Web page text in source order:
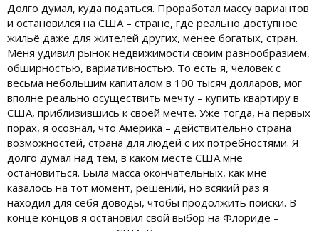
Долго думал, куда податься. Проработал массу вариантов
и остановился на США – стране, где реально доступное
жильё даже для жителей других, менее богатых, стран.
Меня удивил рынок недвижимости своим разнообразием,
обширностью, вариативностью. То есть я, человек с
весьма небольшим капиталом в 100 тысяч долларов, мог
вполне реально осуществить мечту – купить квартиру в
США, приблизившись к своей мечте. Уже тогда, на первых
порах, я осознал, что Америка – действительно страна
возможностей, страна для людей с их потребностями. Я
долго думал над тем, в каком месте США мне
остановиться. Была масса окончательных, как мне
казалось на тот момент, решений, но всякий раз я
находил для себя доводы, чтобы продолжить поиски. В
конце концов я остановил свой выбор на Флориде –